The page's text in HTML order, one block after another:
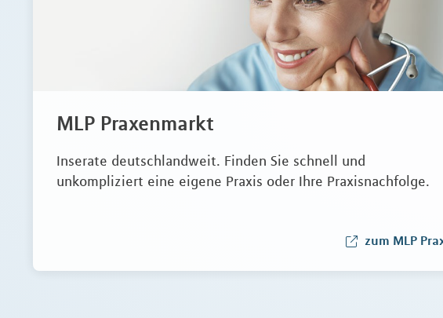
MLP Praxenmarkt
Inserate deutschlandweit. Finden Sie schnell und
unkompliziert eine eigene Praxis oder Ihre Praxisnachfolge.
zum MLP